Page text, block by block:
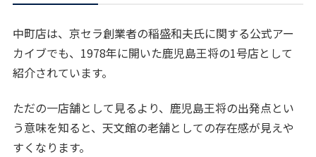
中町店は、京セラ創業者の稲盛和夫氏に関する公式アー
カイブでも、1978年に開いた鹿児島王将の1号店として
紹介されています。
ただの一店舗として見るより、鹿児島王将の出発点とい
う意味を知ると、天文館の老舗としての存在感が見えや
すくなります。